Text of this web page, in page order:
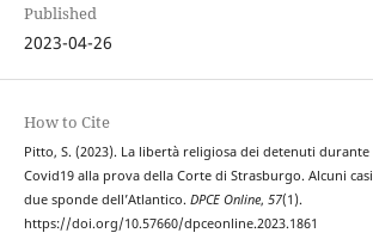
Published
2023-04-26
How to Cite
Pitto, S. (2023). La libertà religiosa dei detenuti durante
Covid19 alla prova della Corte di Strasburgo. Alcuni
due sponde dell’Atlantico. DPCE Online, 57(1).
https://doi.org/10.57660/dpceonline.2023.1861